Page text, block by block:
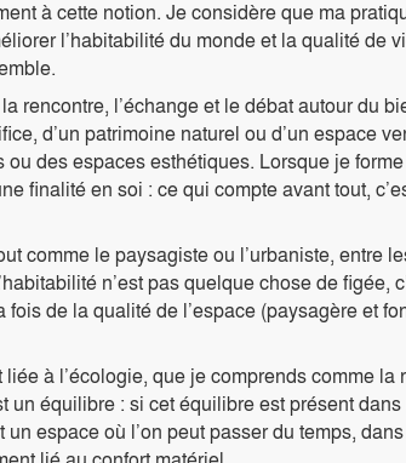
à cette notion. Je considère que ma
l’habitabilité du monde et la qualité de
rencontre, l’échange et le débat autour du
d’un patrimoine naturel ou d’un espace
des espaces esthétiques. Lorsque je
finalité en soi : ce qui compte avant tout,
comme le paysagiste ou l’urbaniste, entre
n’est pas quelque chose de figée,
de la qualité de l’espace (paysagère et
à l’écologie, que je comprends comme la
un équilibre : si cet équilibre est présent
espace où l’on peut passer du temps,